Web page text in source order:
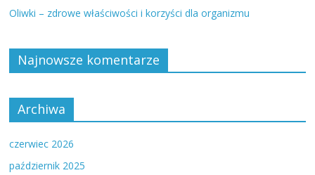
Oliwki – zdrowe właściwości i korzyści dla organizmu
Najnowsze komentarze
Archiwa
czerwiec 2026
październik 2025